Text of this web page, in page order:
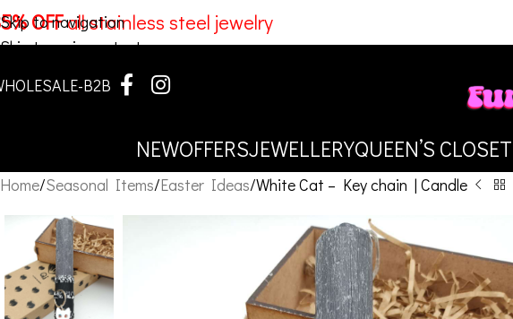
Skip to navigation
Skip to main content
OFFall stainless steel jewelry
B2B
NEWOFFERSJEWELLERYQUEEN’S CLOSET
Home Seasonal Items Easter Ideas White Cat – Key chain | Candle